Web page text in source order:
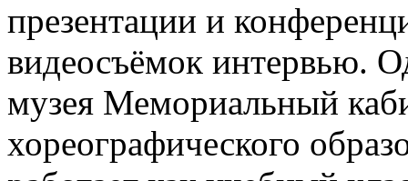
презентации и
видеосъёмок интервью.
музея Мемориальный
хореографического